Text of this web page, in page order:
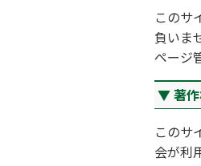
このサ
負いま
ページ
著
このサ
会が利